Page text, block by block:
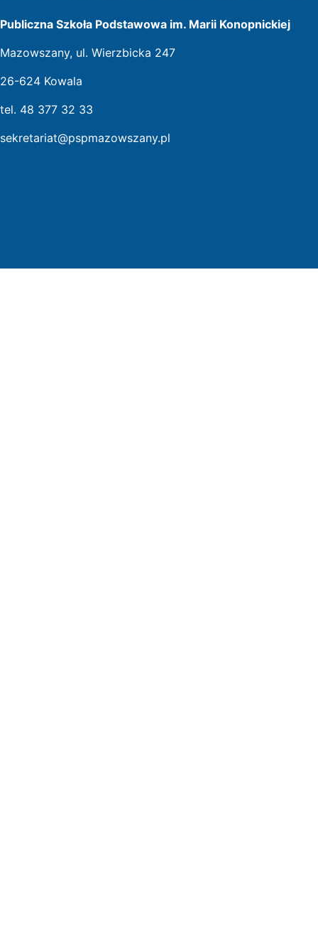
Publiczna Szkoła Podstawowa im. Marii Konopnickiej
Mazowszany, ul. Wierzbicka 247
26-624 Kowala
tel. 48 377 32 33
sekretariat@pspmazowszany.pl